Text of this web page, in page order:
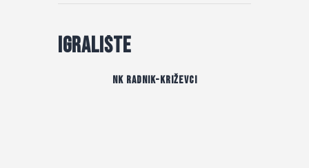
Igralište
NK Radnik-Križevci